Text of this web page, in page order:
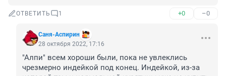
ОТВЕТИТЬ 1 +0 –0
Саня-Аспирин
28 октября 2022, 17:16
"Алпи" всем хороши были, пока не увлеклись
чрезмерно индейкой под конец. Индейкой, из-за